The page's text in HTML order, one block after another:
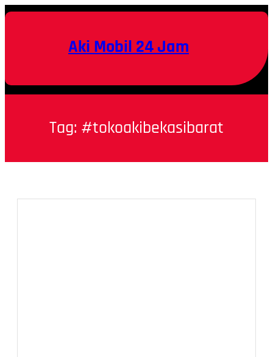
Skip
to
Aki Mobil 24 Jam
Tag: #tokoakibekasibarat